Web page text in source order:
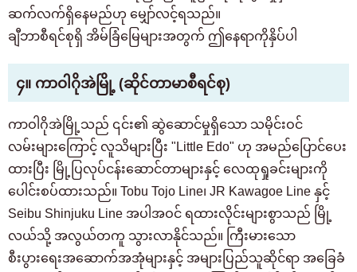
ဆက်လက်ရှိနေမည်ဟု မျှော်လင့်ရသည်။
ချီဘာစီရင်စုရှိ အိမ်ခြံမြေများအတွက် ဤနေရာကိုနှိပ်ပါ
၄။ ကာဝါဂိုအဲမြို့ (ဆိုင်တာမာစီရင်စု)
ကာဝါဂိုအဲမြို့သည် ၎င်း၏ ဆွဲဆောင်မှုရှိသော သမိုင်းဝင်
လမ်းများကြောင့် လူသိများပြီး "Little Edo" ဟု အမည်ပြောင်ပေး
ထားပြီး မြို့ပြလုပ်ငန်းဆောင်တာများနှင့် လေထုရှုခင်းများကို
ပေါင်းစပ်ထားသည်။ Tobu Tojo Line၊ JR Kawagoe Line နှင့်
Seibu Shinjuku Line အပါအဝင် ရထားလိုင်းများစွာသည် မြို့
လယ်သို့ အလွယ်တကူ သွားလာနိုင်သည်။ ကြီးမားသော
စီးပွားရေးအဆောက်အအုံများနှင့် အများပြည်သူဆိုင်ရာ အခြေခံ